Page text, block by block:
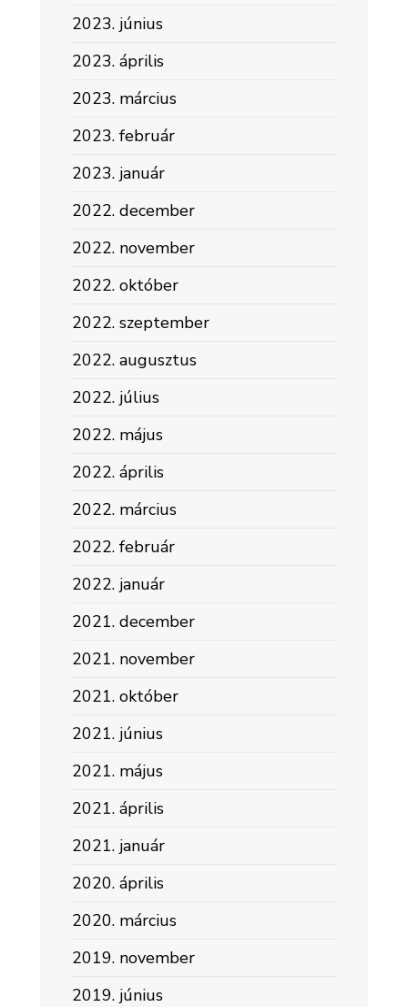
2023. június
2023. április
2023. március
2023. február
2023. január
2022. december
2022. november
2022. október
2022. szeptember
2022. augusztus
2022. július
2022. május
2022. április
2022. március
2022. február
2022. január
2021. december
2021. november
2021. október
2021. június
2021. május
2021. április
2021. január
2020. április
2020. március
2019. november
2019. június